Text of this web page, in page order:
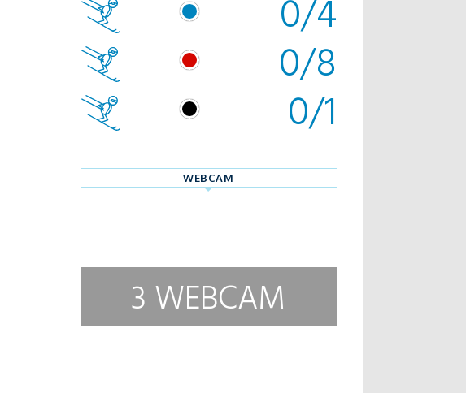
0/4
0/8
0/1
WEBCAM
3 WEBCAM